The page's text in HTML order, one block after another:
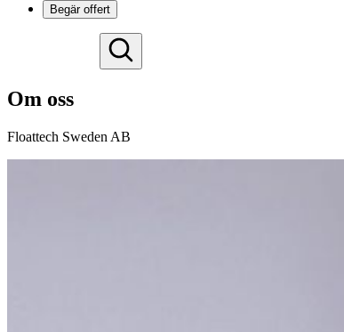
Begär offert
English
Español
Nederlands
Om oss
Floattech Sweden AB